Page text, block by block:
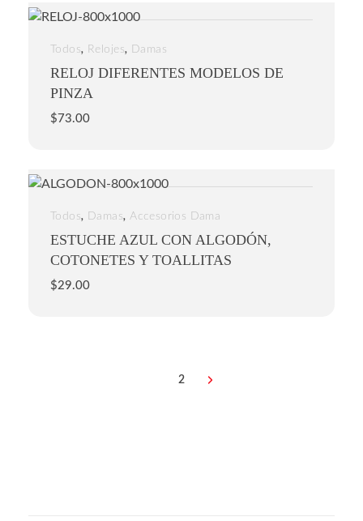
RELOJ DIFERENTES MODELOS DE
PINZA
$73.00
Todos, Relojes, Damas
ESTUCHE AZUL CON ALGODÓN,
COTONETES Y TOALLITAS
$29.00
Todos, Damas, Accesorios Dama
2